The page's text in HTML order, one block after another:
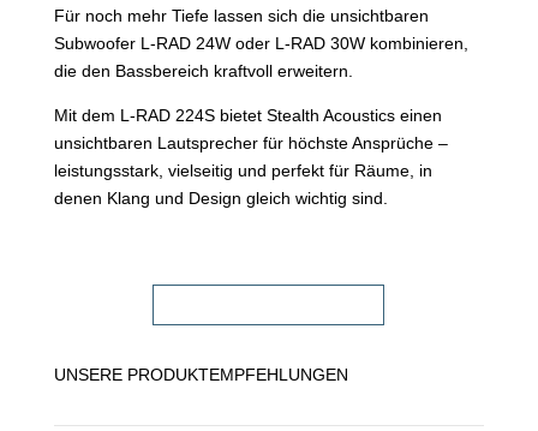
Für noch mehr Tiefe lassen sich die unsichtbaren
Subwoofer L-RAD 24W oder L-RAD 30W kombinieren,
die den Bassbereich kraftvoll erweitern.
Mit dem L-RAD 224S bietet Stealth Acoustics einen
unsichtbaren Lautsprecher für höchste Ansprüche –
leistungsstark, vielseitig und perfekt für Räume, in
denen Klang und Design gleich wichtig sind.
UNSERE PRODUKTEMPFEHLUNGEN